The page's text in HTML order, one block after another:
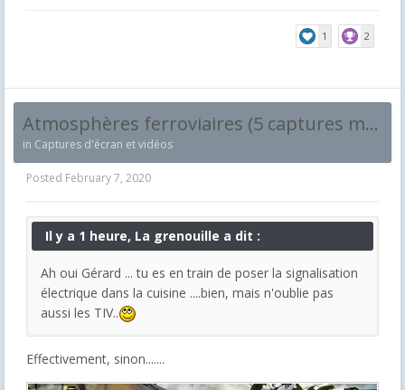
1 2
Atmosphères ferroviaires (5 captures maximum et par jour !)
in Captures d'écran et vidéos
Posted February 7, 2020
Il y a 1 heure, La grenouille a dit :
Ah oui Gérard ... tu es en train de poser la signalisation
électrique dans la cuisine ....bien, mais n'oublie pas
aussi les TIV..
Effectivement, sinon.......